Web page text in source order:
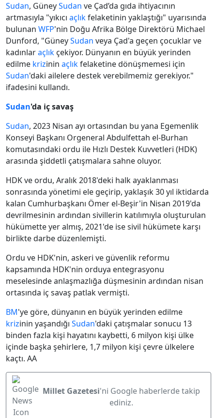
Sudan, GüneySudan ve Çad’da gıda ihtiyacının
artmasıyla "yıkıcı açlıkfelaketinin yaklaştığı" uyarısında
bulunan WFP'nin Doğu Afrika Bölge Direktörü Michael
Dunford, "GüneySudan veya Çad'a geçen çocuklar ve
kadınlaraçlık çekiyor. Dünyanın en büyük yerinden
edilme krizinin açlıkfelaketine dönüşmemesi için
Sudan'daki ailelere destek verebilmemiz gerekiyor."
ifadesini kullandı.
Sudan'da iç savaş
Sudan, 2023 Nisan ayı ortasından bu yana Egemenlik
Konseyi Başkanı Orgeneral Abdulfettah el-Burhan
komutasındaki ordu ile Hızlı Destek Kuvvetleri (HDK)
arasında şiddetli çatışmalara sahne oluyor.
HDK ve ordu, Aralık 2018'deki halk ayaklanması
sonrasında yönetimi ele geçirip, yaklaşık 30 yıl iktidarda
kalan Cumhurbaşkanı Ömer el-Beşir'in Nisan 2019'da
devrilmesinin ardından sivillerin katılımıyla oluşturulan
hükümette yer almış, 2021'de ise sivil hükümete karşı
birlikte darbe düzenlemişti.
Ordu ve HDK'nin, askeri ve güvenlik reformu
kapsamında HDK'nin orduya entegrasyonu
meselesinde anlaşmazlığa düşmesinin ardından nisan
ortasında iç savaş patlak vermişti.
BM'ye göre, dünyanın en büyük yerinden edilme
krizinin yaşandığı Sudan'daki çatışmalar sonucu 13
binden fazla kişi hayatını kaybetti, 6 milyon kişi ülke
içinde başka şehirlere, 1,7 milyon kişi çevre ülkelere
kaçtı. AA
Millet Gazetesi'ni Google haberlerde takip
ediniz.